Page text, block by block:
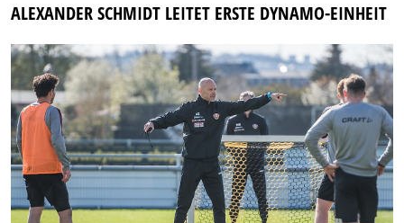
ALEXANDER SCHMIDT LEITET ERSTE DYNAMO-EINHEIT